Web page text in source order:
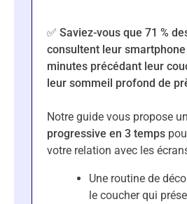
✅ Saviez-vous que 71 %
consultent leur
minutes précédant leur
leur sommeil profond de
Notre guide vous propose
progressive en 3 temps
votre relation avec les
Une routine de
le coucher qui